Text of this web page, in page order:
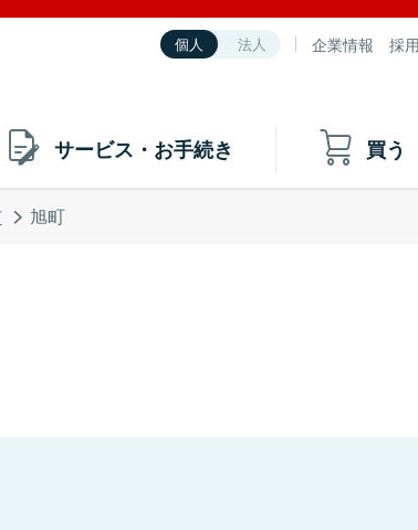
個人 法人 企業情報 採
サービス・お手続き 買う
旭町